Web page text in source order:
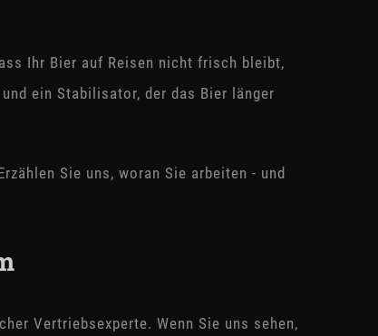
Ihr Bier auf Reisen nicht frisch bleibt,
ein Stabilisator, der das Bier länger
Sie uns, woran Sie arbeiten - und
Vertriebsexperte. Wenn Sie uns sehen,